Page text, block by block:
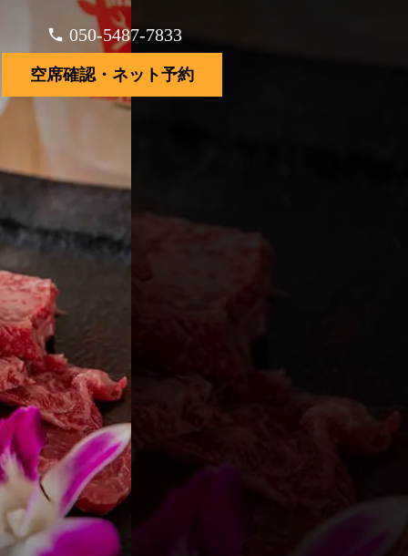
050-5487-7833
空席確認・ネット予約